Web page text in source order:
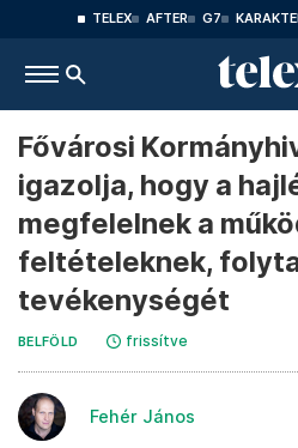
TELEX AFTER G7
Fővárosi
igazolja, hogy a
megfelelnek a
feltételeknek,
tevékenységét
BELFÖLD frissítve
Fehér János